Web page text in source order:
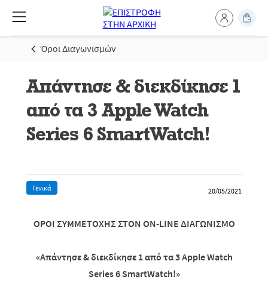
Όροι Διαγωνισμών
Απάντησε & διεκδίκησε 1
από τα 3 Apple Watch
Series 6 SmartWatch!
Γενικά 20/05/2021
ΟΡΟΙ ΣΥΜΜΕΤΟΧΗΣ ΣΤΟΝ ON-LINE ΔΙΑΓΩΝΙΣΜΟ
«Απάντησε & διεκδίκησε 1 από τα 3AppleWatch
Series6 SmartWatch!»